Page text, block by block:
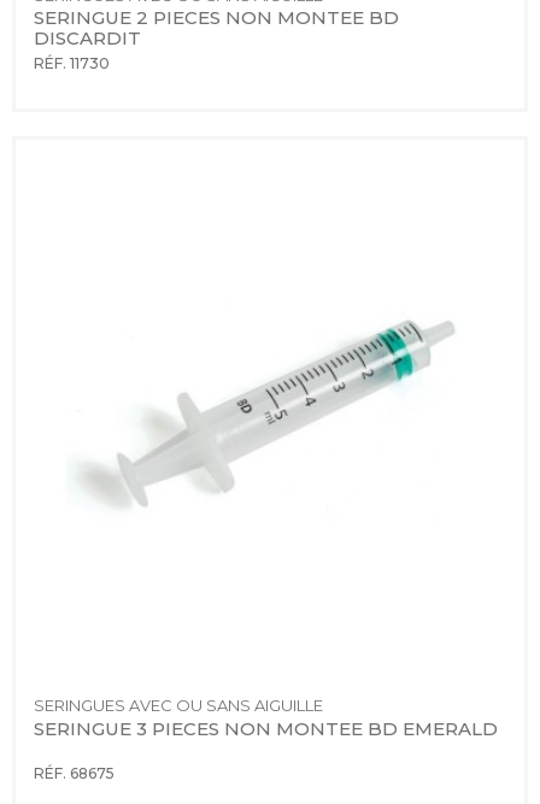
SERINGUE 2 PIECES NON MONTEE BD
DISCARDIT
RÉF. 11730
SERINGUES AVEC OU SANS AIGUILLE
SERINGUE 3 PIECES NON MONTEE BD EMERALD
RÉF. 68675